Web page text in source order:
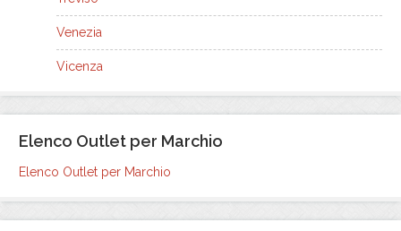
Venezia
Vicenza
Elenco Outlet per Marchio
Elenco Outlet per Marchio